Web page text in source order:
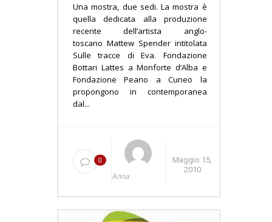
Una mostra, due sedi. La mostra è
quella dedicata alla produzione
recente dell’artista anglo-
toscano Mattew Spender intitolata
Sulle tracce di Eva. Fondazione
Bottari Lattes a Monforte d’Alba e
Fondazione Peano a Cuneo la
propongono in contemporanea
dal...
0
Anna
Maggio 15,
2010